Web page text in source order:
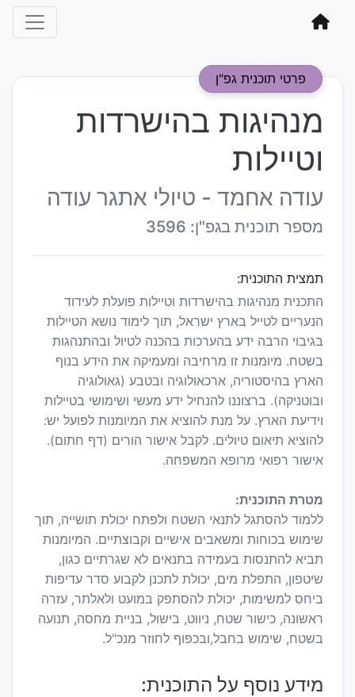
פרטי תוכנית גפ"ן
מנהיגות בהישרדות
וטיילות
עודה אחמד - טיולי אתגר עודה
מספר תוכנית בגפ"ן: 3596
תמצית התוכנית:
התכנית מנהיגות בהישרדות וטיילות פועלת לעידוד
הנעריים לטייל בארץ ישראל, תוך לימוד נושא הטיילות
בגיבוי הרבה ידע בהערכות בהכנה לטיול ובהתנהגות
בשטח. מיומנות זו מרחיבה ומעמיקה את הידע בנוף
הארץ בהיסטוריה, ארכאולוגיה ובטבע (גאולוגיה
ובוטניקה). ברצוננו להנחיל ידע מעשי ושימושי בטיילות
וידיעת הארץ. על מנת להוציא את המיומנות לפועל יש:
להוציא תיאום טיולים. לקבל אישור הורים (דף חתום).
אישור רפואי מרופא המשפחה.
מטרת התוכנית:
ללמוד להסתגל לתנאי השטח ולפתח יכולת תושייה, תוך
שימוש בכוחות ומשאבים אישיים וקבוצתיים. המיומנות
תביא להתנסות בעמידה בתנאים לא שגרתיים כגון,
שיטפון, התפלת מים, יכולת לתכנן לקבוע סדר עדיפות
ביחס למשימות, יכולת להסתפק במועט ולאלתר, עזרה
ראשונה, כישור שטח, ניווט, בישול, בניית מחסה, תנועה
בשטח, שימוש בחבל,ובכפוף לחוזר מנכ"ל.
מידע נוסף על התוכנית: